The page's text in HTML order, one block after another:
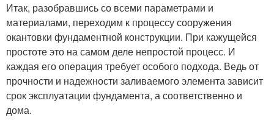
Итак, разобравшись со всеми параметрами и
материалами, переходим к процессу сооружения
окантовки фундаментной конструкции. При кажущейся
простоте это на самом деле непростой процесс. И
каждая его операция требует особого подхода. Ведь от
прочности и надежности заливаемого элемента зависит
срок эксплуатации фундамента, а соответственно и
дома.